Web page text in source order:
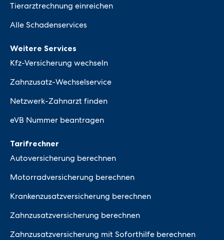
Tierarztrechnung einreichen
Alle Schadenservices
Weitere Services
Kfz-Versicherung wechseln
Zahnzusatz-Wechselservice
Netzwerk-Zahnarzt finden
eVB Nummer beantragen
Tarifrechner
Autoversicherung berechnen
Motorradversicherung berechnen
Krankenzusatzversicherung berechnen
Zahnzusatzversicherung berechnen
Zahnzusatzversicherung mit Soforthilfe berechnen